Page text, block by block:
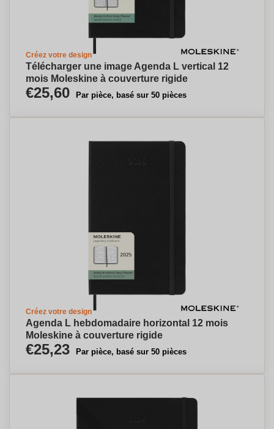
Créez votre design
Télécharger une image Agenda L vertical 12
mois Moleskine à couverture rigide
€25,60 Par pièce, basé sur 50 pièces
Créez votre design
Agenda L hebdomadaire horizontal 12 mois
Moleskine à couverture rigide
€25,23 Par pièce, basé sur 50 pièces